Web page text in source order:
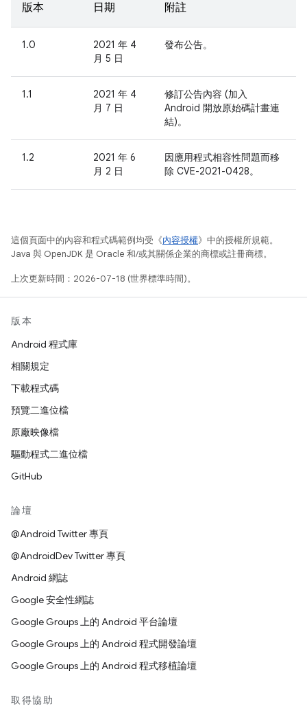
版本 日期 附註
1.0
2021 年 4
月 5 日
發布公告。
1.1
2021 年 4
月 7 日
修訂公告內容 (加入
Android 開放原始碼計畫連
結)。
1.2
2021 年 6
月 2 日
因應用程式相容性問題而移
除 CVE-2021-0428。
這個頁面中的內容和程式碼範例均受《內容授權》中的授權所規範。
Java 與 OpenJDK 是 Oracle 和/或其關係企業的商標或註冊商標。
上次更新時間：2026-07-18 (世界標準時間)。
版本
Android 程式庫
相關規定
下載程式碼
預覽二進位檔
原廠映像檔
驅動程式二進位檔
GitHub
論壇
@Android Twitter 專頁
@AndroidDev Twitter 專頁
Android 網誌
Google 安全性網誌
Google Groups 上的 Android 平台論壇
Google Groups 上的 Android 程式開發論壇
Google Groups 上的 Android 程式移植論壇
取得協助